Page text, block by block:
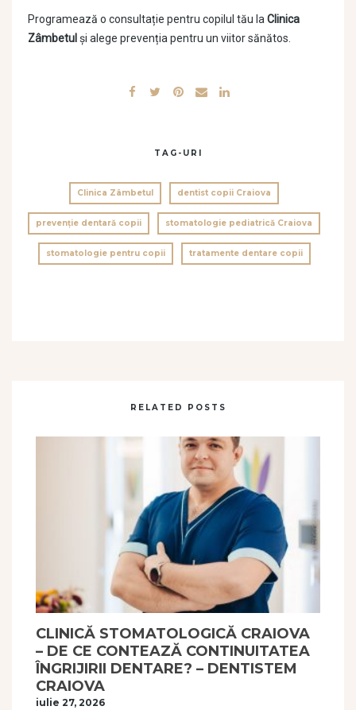
Programează o consultație pentru copilul tău la Clinica
Zâmbetul și alege prevenția pentru un viitor sănătos.
TAG-URI
Clinica Zâmbetul dentist copii Craiova
prevenție dentară copii stomatologie pediatrică Craiova
stomatologie pentru copii tratamente dentare copii
RELATED POSTS
CLINICĂ STOMATOLOGICĂ CRAIOVA
– DE CE CONTEAZĂ CONTINUITATEA
ÎNGRIJIRII DENTARE? – DENTISTEM
CRAIOVA
iulie 27, 2026